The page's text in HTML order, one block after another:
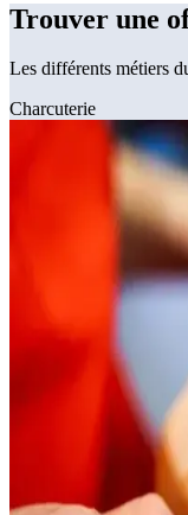
Trouver une
Les différents métiers
Charcuterie